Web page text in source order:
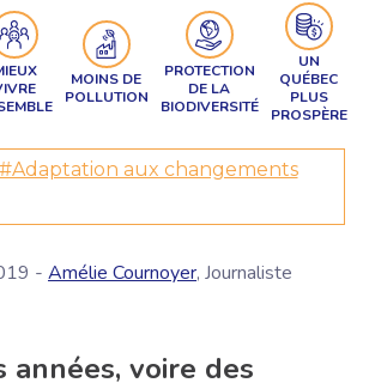
MOINS DE
POLLUTION
PROTECTION
DE LA
BIODIVERSITÉ
UN
QUÉBEC
PLUS
PROSPÈRE
#Adaptation aux changements
- Amélie Cournoyer, Journaliste
années, voire des